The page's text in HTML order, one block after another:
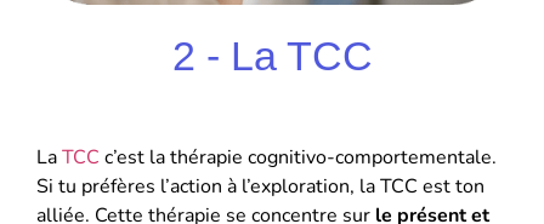
2 - La TCC
LaTCC c’est la thérapie cognitivo-comportementale.
Si tu préfères l’action à l’exploration, la TCC est ton
alliée. Cette thérapie se concentre sur le présent et